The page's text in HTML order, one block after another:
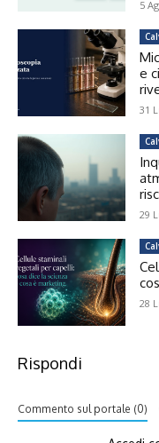
5
e
31
29
28
Rispondi
Commento sul portale (0)